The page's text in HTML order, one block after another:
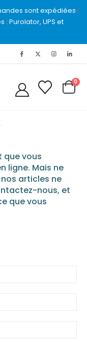
sont expédiées
Purolator, UPS et
0
que vous
ligne. Mais ne
articles ne
nous, et
que vous